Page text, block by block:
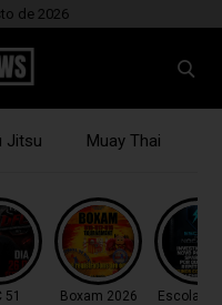
de 2026
Jitsu Muay Thai
51 Boxam 2026 Escola